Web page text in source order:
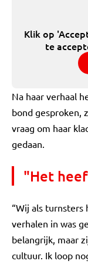
Klik op
te
Na haar verhaal
bond gesproken,
vraag om haar
gedaan.
"Het
“Wij als turnsters
verhalen in was
belangrijk, maar
cultuur. Ik loop